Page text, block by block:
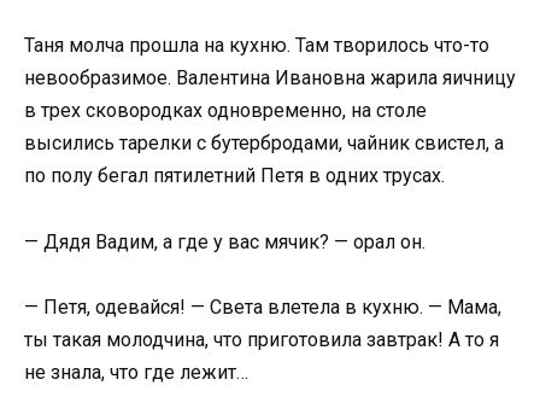
Таня молча прошла на кухню. Там творилось что-то
невообразимое. Валентина Ивановна жарила яичницу
в трех сковородках одновременно, на столе
высились тарелки с бутербродами, чайник свистел, а
по полу бегал пятилетний Петя в одних трусах.
— Дядя Вадим, а где у вас мячик? — орал он.
— Петя, одевайся! — Света влетела в кухню. — Мама,
ты такая молодчина, что приготовила завтрак! А то я
не знала, что где лежит…